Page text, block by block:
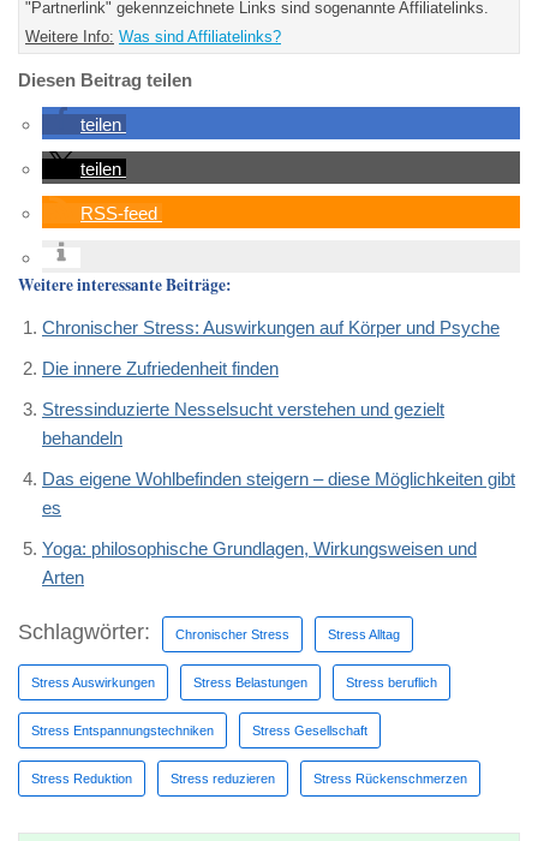
"Partnerlink" gekennzeichnete Links sind sogenannte Affiliatelinks.
Weitere Info: Was sind Affiliatelinks?
Diesen Beitrag teilen
teilen
teilen
RSS-feed
Weitere interessante Beiträge:
Chronischer Stress: Auswirkungen auf Körper und Psyche
Die innere Zufriedenheit finden
Stressinduzierte Nesselsucht verstehen und gezielt
behandeln
Das eigene Wohlbefinden steigern – diese Möglichkeiten gibt
es
Yoga: philosophische Grundlagen, Wirkungsweisen und
Arten
Schlagwörter: Chronischer Stress Stress Alltag
Stress Auswirkungen Stress Belastungen Stress beruflich
Stress Entspannungstechniken Stress Gesellschaft
Stress Reduktion Stress reduzieren Stress Rückenschmerzen